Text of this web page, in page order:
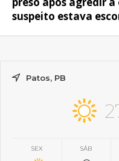
suspeito estava
Patos, PB
SEX SÁB